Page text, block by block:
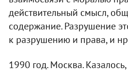
действительный смысл,
содержание. Разрушение
к разрушению и права, и
1990 год. Москва.